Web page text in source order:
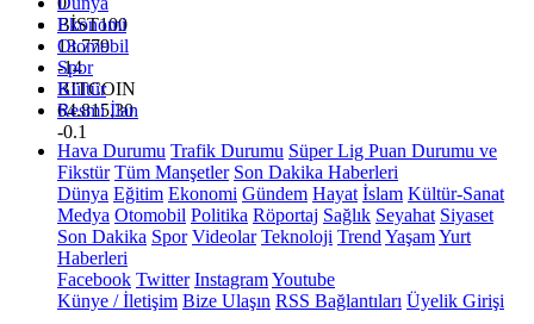
BİST100
13.779
-14
BITCOIN
64.815,30
-0.1
Ekonomi
Otomobil
Spor
Kültür
Resmi İlan
Hava Durumu Trafik Durumu Süper Lig Puan Durumu ve
Fikstür Tüm Manşetler Son Dakika Haberleri
Dünya Eğitim Ekonomi Gündem Hayat İslam Kültür-Sanat
Medya Otomobil Politika Röportaj Sağlık Seyahat Siyaset
Son Dakika Spor Videolar Teknoloji Trend YaşamYurt
Haberleri
Facebook Twitter InstagramYoutube
Künye / İletişim Bize Ulaşın RSS Bağlantıları Üyelik Girişi